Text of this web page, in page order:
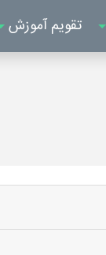
تقویم آموزش